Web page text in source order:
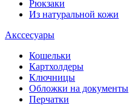
Рюкзаки
Из натуральной кожи
Акссесуары
Кошельки
Картхолдеры
Ключницы
Обложки на документы
Перчатки